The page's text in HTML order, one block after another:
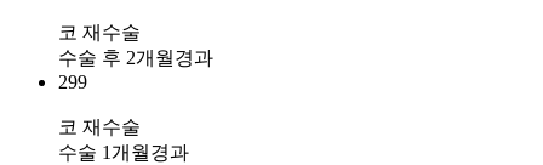
코 재수술
수술 후 2개월경과
299
코 재수술
수술 1개월경과